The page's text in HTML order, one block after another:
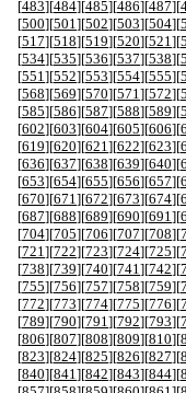
[483][484][485][486][487][
[500][501][502][503][504][
[517][518][519][520][521][
[534][535][536][537][538][
[551][552][553][554][555][
[568][569][570][571][572][
[585][586][587][588][589][
[602][603][604][605][606][
[619][620][621][622][623][
[636][637][638][639][640][
[653][654][655][656][657][
[670][671][672][673][674][
[687][688][689][690][691][
[704][705][706][707][708][
[721][722][723][724][725][
[738][739][740][741][742][
[755][756][757][758][759][
[772][773][774][775][776][
[789][790][791][792][793][
[806][807][808][809][810][
[823][824][825][826][827][
[840][841][842][843][844][